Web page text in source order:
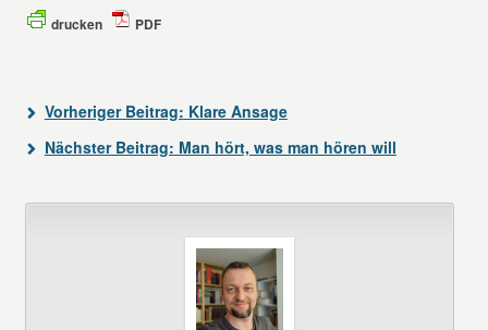
drucken PDF
Vorheriger Beitrag: Klare Ansage
Nächster Beitrag: Man hört, was man hören will